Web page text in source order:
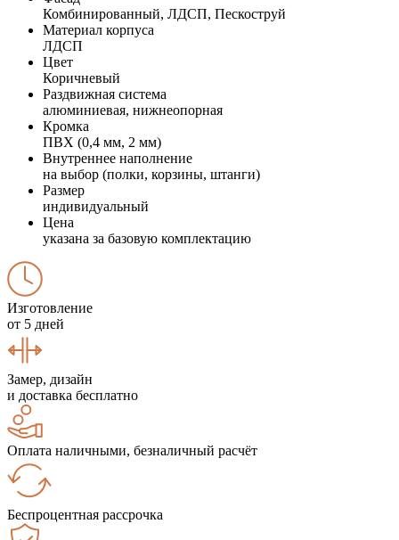
Комбинированный, ЛДСП, Пескоструй
Материал корпуса
ЛДСП
Цвет
Коричневый
Раздвижная система
алюминиевая, нижнеопорная
Кромка
ПВХ (0,4 мм, 2 мм)
Внутреннее наполнение
на выбор (полки, корзины, штанги)
Размер
индивидуальный
Цена
указана за базовую комплектацию
Изготовление
от 5 дней
Замер, дизайн
и доставка бесплатно
Оплата наличными, безналичный расчёт
Беспроцентная рассрочка